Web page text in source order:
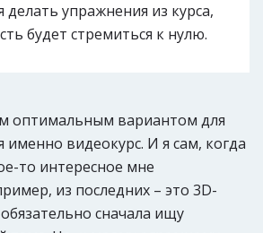
делать упражнения из курса,
будет стремиться к нулю.
оптимальным вариантом для
именно видеокурс. И я сам, когда
то интересное мне
из последних – это 3D-
сначала ищу